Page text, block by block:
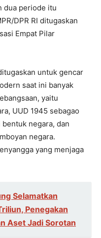
dua periode itu
DPR RI ditugaskan
Empat Pilar
untuk gencar
saat ini banyak
yaitu
UUD 1945 sebagao
negara, dan
negara.
yang menjaga
Selamatkan
Penegakan
Aset Jadi Sorotan